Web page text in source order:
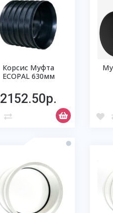
Корсис Муфта
ECOPAL 630мм
2152.50р.